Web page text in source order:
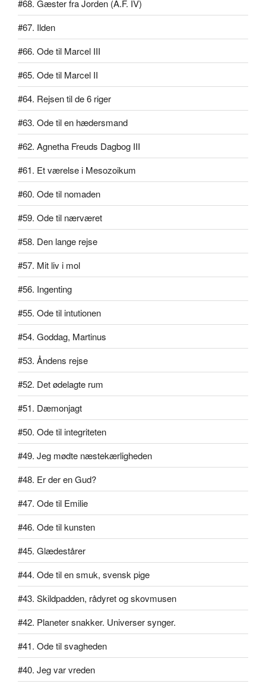
#68. Gæster fra Jorden (A.F. IV)
#67. Ilden
#66. Ode til Marcel III
#65. Ode til Marcel II
#64. Rejsen til de 6 riger
#63. Ode til en hædersmand
#62. Agnetha Freuds Dagbog III
#61. Et værelse i Mesozoikum
#60. Ode til nomaden
#59. Ode til nærværet
#58. Den lange rejse
#57. Mit liv i mol
#56. Ingenting
#55. Ode til intutionen
#54. Goddag, Martinus
#53. Åndens rejse
#52. Det ødelagte rum
#51. Dæmonjagt
#50. Ode til integriteten
#49. Jeg mødte næstekærligheden
#48. Er der en Gud?
#47. Ode til Emilie
#46. Ode til kunsten
#45. Glædestårer
#44. Ode til en smuk, svensk pige
#43. Skildpadden, rådyret og skovmusen
#42. Planeter snakker. Universer synger.
#41. Ode til svagheden
#40. Jeg var vreden